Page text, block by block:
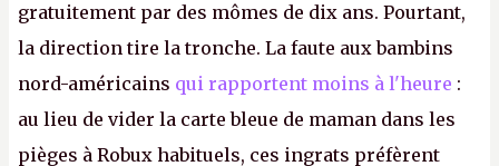
gratuitement par des mômes de dix ans. Pourtant,
la direction tire la tronche. La faute aux bambins
nord-américains qui rapportent moins à l'heure :
au lieu de vider la carte bleue de maman dans les
pièges à Robux habituels, ces ingrats préfèrent